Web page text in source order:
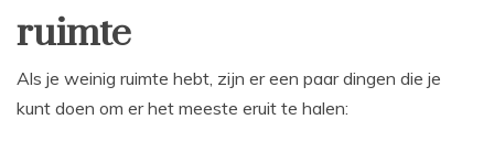
ruimte
Als je weinig ruimte hebt, zijn er een paar dingen die je
kunt doen om er het meeste eruit te halen: